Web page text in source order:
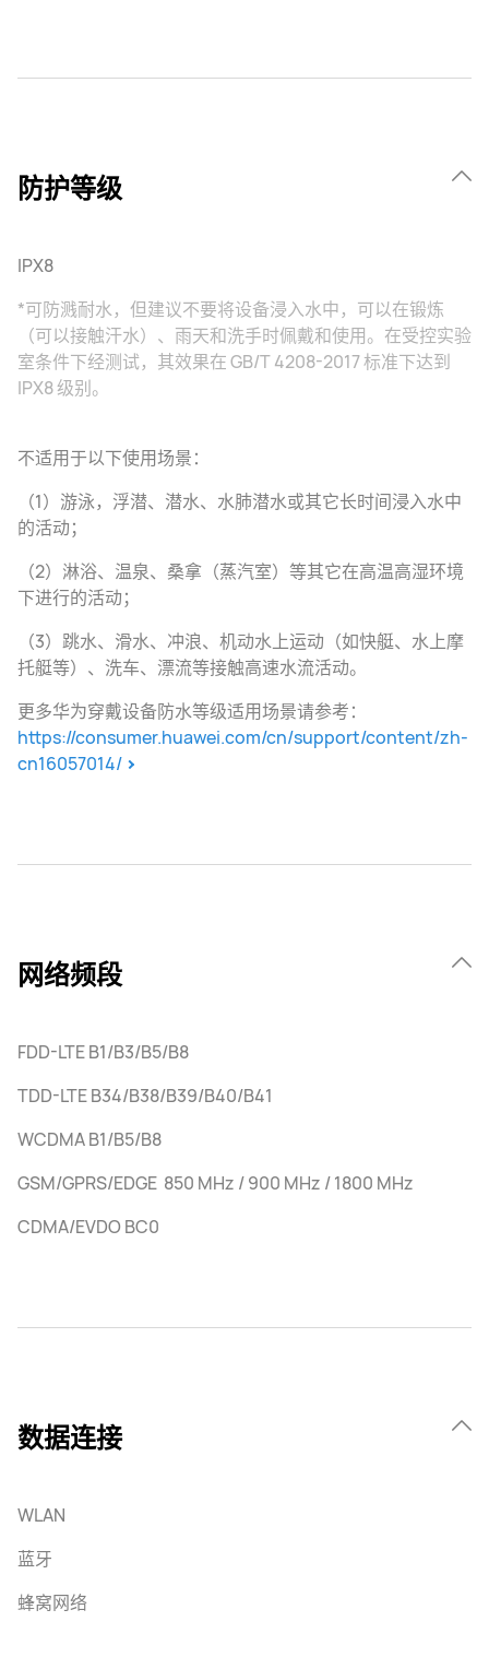
防护等级
IPX8
*可防溅耐水，但建议不要将设备浸入水中，可以在锻炼
（可以接触汗水）、雨天和洗手时佩戴和使用。在受控实验
室条件下经测试，其效果在 GB/T 4208-2017 标准下达到
IPX8 级别。
不适用于以下使用场景：
（1）游泳，浮潜、潜水、水肺潜水或其它长时间浸入水中
的活动；
（2）淋浴、温泉、桑拿（蒸汽室）等其它在高温高湿环境
下进行的活动；
（3）跳水、滑水、冲浪、机动水上运动（如快艇、水上摩
托艇等）、洗车、漂流等接触高速水流活动。
更多华为穿戴设备防水等级适用场景请参考：
https://consumer.huawei.com/cn/support/content/zh-
cn16057014/
网络频段
FDD-LTE B1/B3/B5/B8
TDD-LTE B34/B38/B39/B40/B41
WCDMA B1/B5/B8
GSM/GPRS/EDGE 850 MHz / 900 MHz / 1800 MHz
CDMA/EVDO BC0
数据连接
WLAN
蓝牙
蜂窝网络